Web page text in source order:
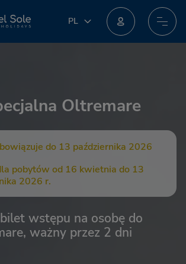
PL
NL
Oltremare
do 13 października 2026
pobytów od 16 kwietnia do 13
2026 r.
wstępu na osobę do
ważny przez 2 dni